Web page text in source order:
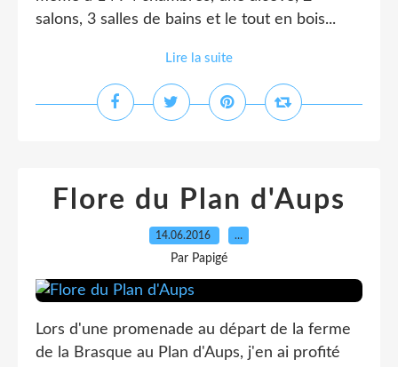
salons, 3 salles de bains et le tout en bois...
Lire la suite
Flore du Plan d'Aups
14.06.2016 …
Par Papigé
Lors d'une promenade au départ de la ferme
de la Brasque au Plan d'Aups, j'en ai profité